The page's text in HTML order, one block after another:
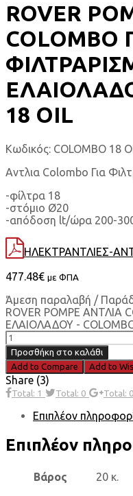
ROVER
COLOMBO
18 OIL
Κωδικός: COLOMBO 18
Αντλια Colombo Για
-φίλτρα 18
-στόμιο Ø20
-απόδοση lt/ώρα 200-
ΗΛΕΚΤΡΑΝΤΛΙΕΣ-
477.48€ με ΦΠΑ
Άμεση παραλαβή /
ROVER POMPE ΑΝΤΛΙΑ
ΕΛΑΙΟΛΑΔΟΥ -
Προσθήκη στο καλάθι
Add to Compare
Add to
Share (3)
Total: 1 Total: 0 Total: 0
Επιπλέον
Επιπλέον
Βάρος 20 κ.